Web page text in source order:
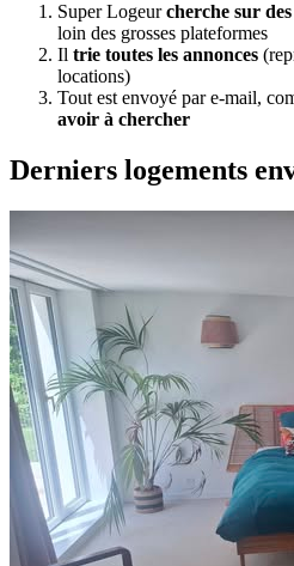
Super Logeurcherche sur
loin des grosses plateformes
Il trie toutes les annonces
locations)
Tout est envoyé par e-mail,
avoir à chercher
Derniers logements